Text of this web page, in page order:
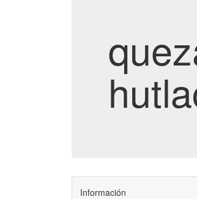
Información